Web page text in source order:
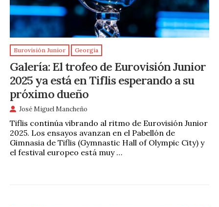
Eurovisión Junior Georgia
Galería: El trofeo de Eurovisión Junior
2025 ya está en Tiflis esperando a su
próximo dueño
José Miguel Mancheño
Tiflis continúa vibrando al ritmo de Eurovisión Junior
2025. Los ensayos avanzan en el Pabellón de
Gimnasia de Tiflis (Gymnastic Hall of Olympic City) y
el festival europeo está muy …